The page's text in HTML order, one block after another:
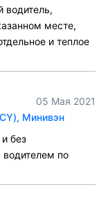
водитель,
месте,
и теплое
05 Мая 2021
Минивэн
без
водителем по